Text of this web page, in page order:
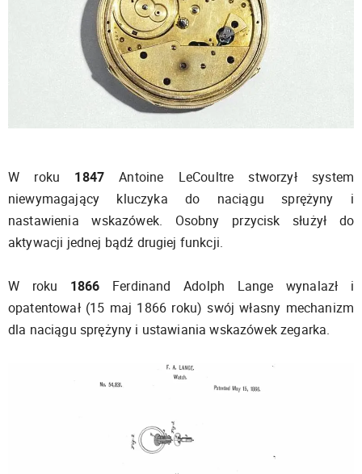
W roku 1847 Antoine LeCoultre stworzył system
niewymagający kluczyka do naciągu sprężyny i
nastawienia wskazówek. Osobny przycisk służył do
aktywacji jednej bądź drugiej funkcji.
W roku 1866 Ferdinand Adolph Lange wynalazł i
opatentował (15 maj 1866 roku) swój własny mechanizm
dla naciągu sprężyny i ustawiania wskazówek zegarka.